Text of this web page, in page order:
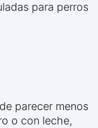
para perros
parecer menos
o con leche,